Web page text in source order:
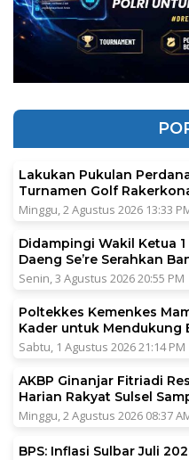
Lakukan Pukulan
Turnamen Golf
Minggu, 2 Agustus 2026 13:33
Didampingi Wakil Ketua
Daeng Se’re Serahkan
Senin, 3 Agustus 2026 20:55 PM
Poltekkes Kemenkes
Kader untuk Mendukung
Sabtu, 1 Agustus 2026 21:14 PM
AKBP Ginanjar Fitriadi
Harian Rakyat Sulsel
Minggu, 2 Agustus 2026 08:37
BPS: Inflasi Sulbar Juli